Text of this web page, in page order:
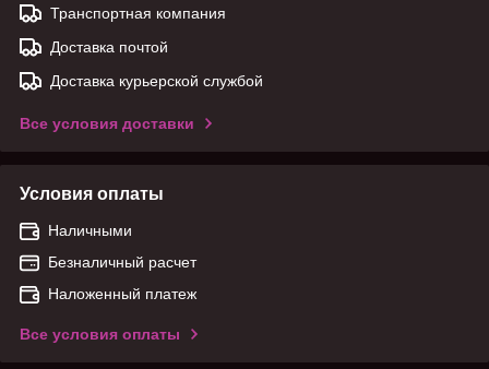
Транспортная компания
Доставка почтой
Доставка курьерской службой
Все условия доставки
Условия оплаты
Наличными
Безналичный расчет
Наложенный платеж
Все условия оплаты